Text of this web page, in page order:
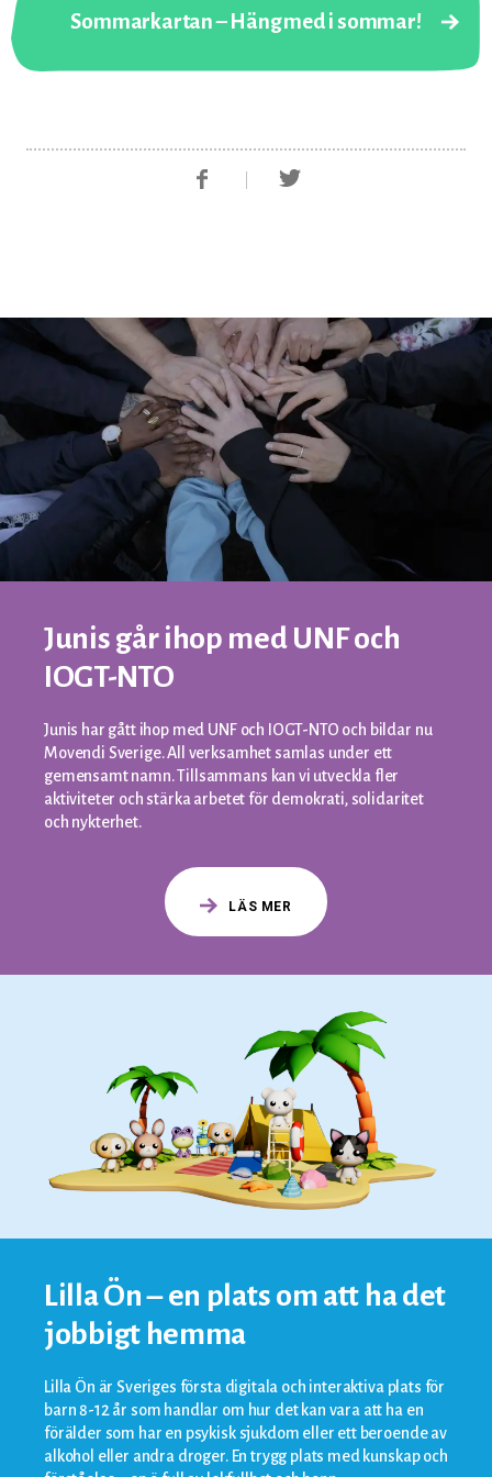
Sommarkartan – Häng med i sommar!
Junis går ihop med UNF och
IOGT-NTO
Junis har gått ihop med UNF och IOGT-NTO och bildar nu
Movendi Sverige. All verksamhet samlas under ett
gemensamt namn. Tillsammans kan vi utveckla fler
aktiviteter och stärka arbetet för demokrati, solidaritet
och nykterhet.
LÄS MER
Lilla Ön – en plats om att ha det
jobbigt hemma
Lilla Ön är Sveriges första digitala och interaktiva plats för
barn 8-12 år som handlar om hur det kan vara att ha en
förälder som har en psykisk sjukdom eller ett beroende av
alkohol eller andra droger. En trygg plats med kunskap och